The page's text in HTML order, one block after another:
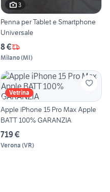
3
Penna per Tablet e Smartphone
Universale
8 €
Milano(MI)
Vetrina
Apple iPhone 15 Pro Max Apple
BATT 100% GARANZIA
719 €
Verona (VR)